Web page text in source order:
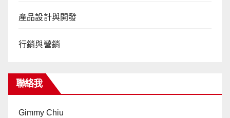
產品設計與開發
行銷與營銷
聯絡我
Gimmy Chiu